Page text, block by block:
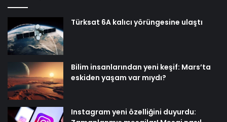
Türksat 6A kalıcı yörüngesine ulaştı
Bilim insanlarından yeni keşif: Mars’ta
eskiden yaşam var mıydı?
Instagram yeni özelliğini duyurdu: